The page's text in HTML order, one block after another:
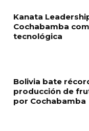
Kanata
Cochabamba
tecnológica
Bolivia bate
producción de
por Cochabamba